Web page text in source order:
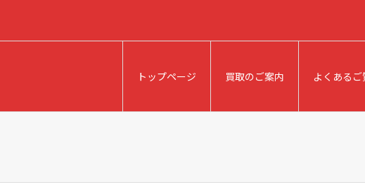
トップページ 買取のご案内 よくあるご